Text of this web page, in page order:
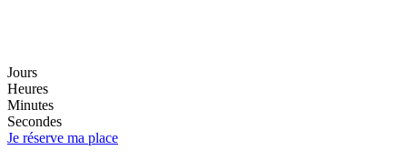
Jours
Heures
Minutes
Secondes
Je réserve ma place